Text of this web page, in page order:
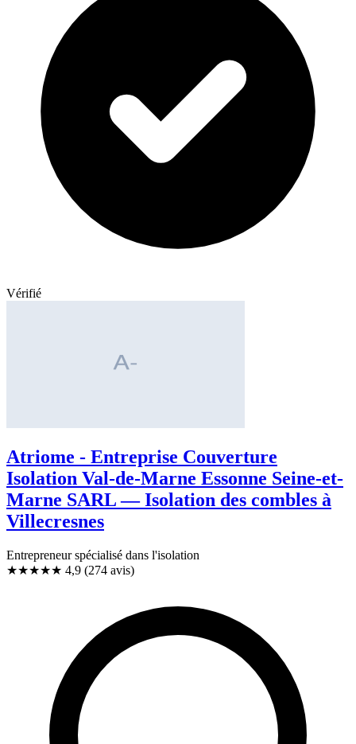
Vérifié
Atriome - Entreprise Couverture
Isolation Val-de-Marne Essonne Seine-et-
Marne SARL — Isolation des combles à
Villecresnes
Entrepreneur spécialisé dans l'isolation
★★★★★ 4,9 (274 avis)